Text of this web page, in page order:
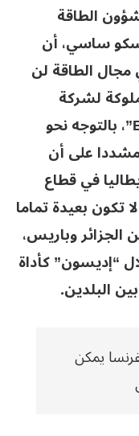
الطاقة
ساسي، أن
مجال الطاقة لن
لشركة
الكهرباء الفرنسية العمومية “EDF”، بالتوجه نحو
مشددا على أن
في قطاع
تكون بعيدة تماما
الجزائر وباريس،
“إديسون” كأداة
البلدين.
يمكن